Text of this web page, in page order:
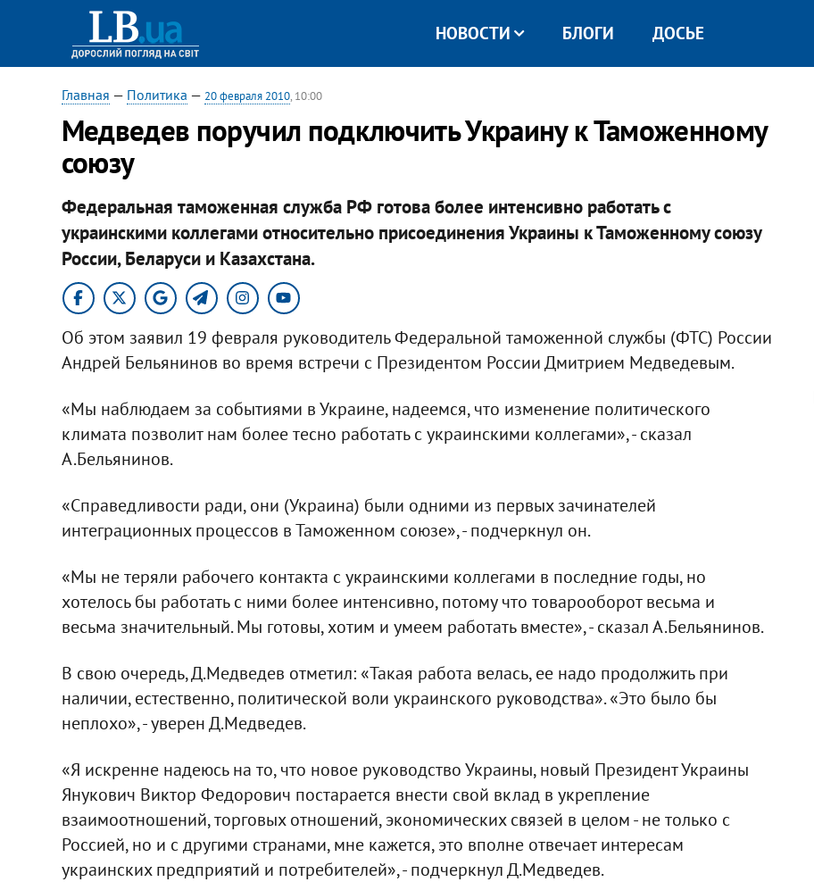
НОВОСТИ БЛОГИ ДОСЬЕ
Главная — Политика — 20 февраля 2010, 10:00
Медведев поручил подключить Украину к Таможенному
союзу
Федеральная таможенная служба РФ готова более интенсивно работать с
украинскими коллегами относительно присоединения Украины к Таможенному союзу
России, Беларуси и Казахстана.
Об этом заявил 19 февраля руководитель Федеральной таможенной службы (ФТС) России
Андрей Бельянинов во время встречи с Президентом России Дмитрием Медведевым.
«Мы наблюдаем за событиями в Украине, надеемся, что изменение политического
климата позволит нам более тесно работать с украинскими коллегами», - сказал
А.Бельянинов.
«Справедливости ради, они (Украина) были одними из первых зачинателей
интеграционных процессов в Таможенном союзе», - подчеркнул он.
«Мы не теряли рабочего контакта с украинскими коллегами в последние годы, но
хотелось бы работать с ними более интенсивно, потому что товарооборот весьма и
весьма значительный. Мы готовы, хотим и умеем работать вместе», - сказал А.Бельянинов.
В свою очередь, Д.Медведев отметил: «Такая работа велась, ее надо продолжить при
наличии, естественно, политической воли украинского руководства». «Это было бы
неплохо», - уверен Д.Медведев.
«Я искренне надеюсь на то, что новое руководство Украины, новый Президент Украины
Янукович Виктор Федорович постарается внести свой вклад в укрепление
взаимоотношений, торговых отношений, экономических связей в целом - не только с
Россией, но и с другими странами, мне кажется, это вполне отвечает интересам
украинских предприятий и потребителей», - подчеркнул Д.Медведев.